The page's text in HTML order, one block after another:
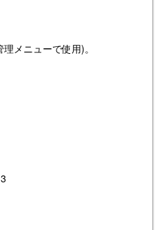
メニューで使用)。